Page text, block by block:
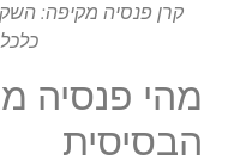
קרן פנסיה מקיפה:
מהי פנסיה
הבסיסית